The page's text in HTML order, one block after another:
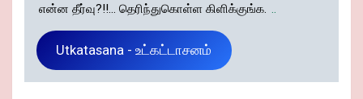
என்ன தீர்வு?!!... தெரிந்துகொள்ள கிளிக்குங்க. ..
Utkatasana - உட்கட்டாசனம்